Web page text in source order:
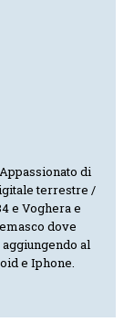
di
terrestre /
e Voghera e
dove
al
e Iphone.